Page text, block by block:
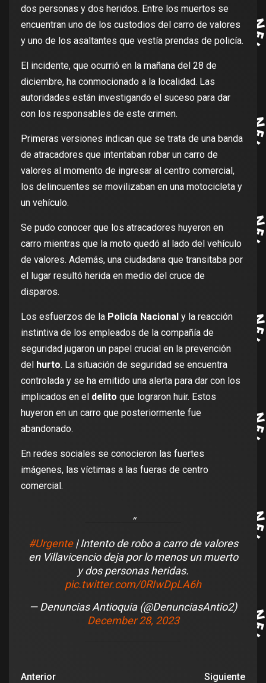
dos personas y dos heridos. Entre los muertos se
encuentran uno de los custodios del carro de valores
y uno de los asaltantes que vestía prendas de policía.
El incidente, que ocurrió en la mañana del 28 de
diciembre, ha conmocionado a la localidad. Las
autoridades están investigando el suceso para dar
con los responsables de este crimen.
Primeras versiones indican que se trata de una banda
de atracadores que intentaban robar un carro de
valores al momento de ingresar al centro comercial,
los delincuentes se movilizaban en una motocicleta y
un vehículo.
Se pudo conocer que los atracadores huyeron en
carro mientras que la moto quedó al lado del vehículo
de valores. Además, una ciudadana que transitaba por
el lugar resultó herida en medio del cruce de
disparos.
Los esfuerzos de la Policía Nacional y la reacción
instintiva de los empleados de la compañía de
seguridad jugaron un papel crucial en la prevención
del hurto. La situación de seguridad se encuentra
controlada y se ha emitido una alerta para dar con los
implicados en el delito que lograron huir. Estos
huyeron en un carro que posteriormente fue
abandonado.
En redes sociales se conocieron las fuertes
imágenes, las víctimas a las fueras de centro
comercial.
#Urgente| Intento de robo a carro de valores
en Villavicencio deja por lo menos un muerto
y dos personas heridas.
pic.twitter.com/0RIwDpLA6h
— Denuncias Antioquia (@DenunciasAntio2)
December 28, 2023
Anterior
Siguiente